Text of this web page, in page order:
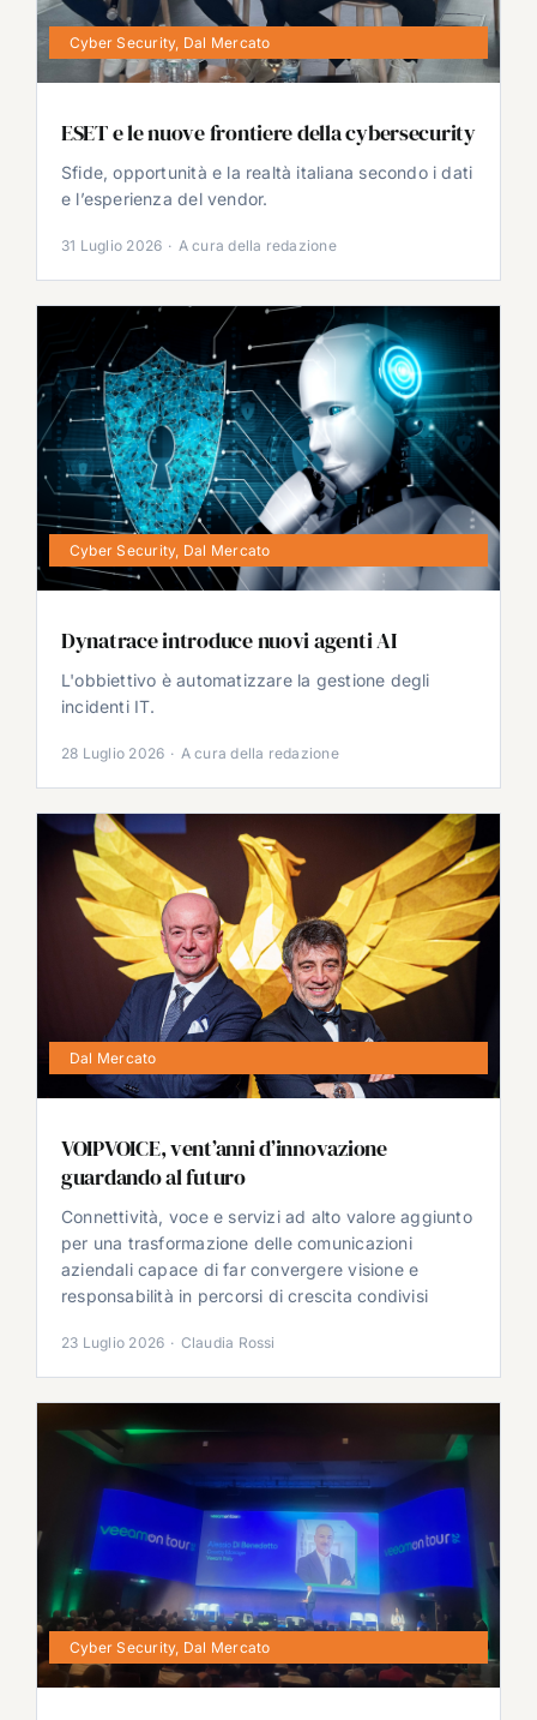
Cyber Security, Dal Mercato
ESET e le nuove frontiere della cybersecurity
Sfide, opportunità e la realtà italiana secondo i dati
e l’esperienza del vendor.
31 Luglio 2026 · A cura della redazione
Cyber Security, Dal Mercato
Dynatrace introduce nuovi agenti AI
L'obbiettivo è automatizzare la gestione degli
incidenti IT.
28 Luglio 2026 · A cura della redazione
Dal Mercato
VOIPVOICE, vent’anni d’innovazione
guardando al futuro
Connettività, voce e servizi ad alto valore aggiunto
per una trasformazione delle comunicazioni
aziendali capace di far convergere visione e
responsabilità in percorsi di crescita condivisi
23 Luglio 2026 · Claudia Rossi
Cyber Security, Dal Mercato